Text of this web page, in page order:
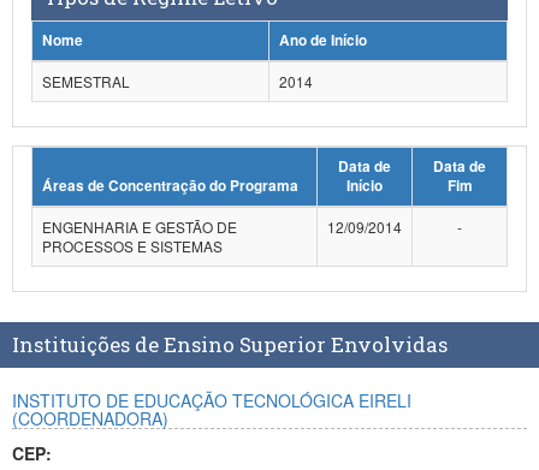
Secretaria-Geral
Gabinete de Segurança Institucional
Advocacia-Geral da União
Banco Central do Brasil
Planalto
Nome
Ano de Início
SEMESTRAL
2014
Áreas de Concentração do Programa
Data de
Início
Data de
Fim
ENGENHARIA E GESTÃO DE
PROCESSOS E SISTEMAS
12/09/2014 -
Instituições de Ensino Superior Envolvidas
INSTITUTO DE EDUCAÇÃO TECNOLÓGICA EIRELI
(COORDENADORA)
CEP: